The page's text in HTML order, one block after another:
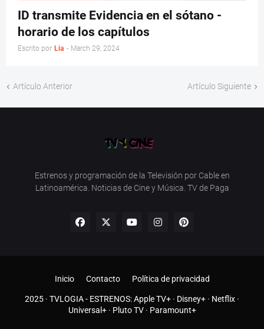
ID transmite Evidencia en el sótano -
horario de los capítulos
Escrito por Lia - March 29, 2024
Artículo Anterior Artículo Siguiente
Estrenos y programación de la Televisión por Cable en
Latinoamérica. Noticias de Cine y Música. TV de Paga
2025 · TVLOGIA- ESTRENOS:Apple TV+ · Disney+ · Netflix ·
Universal+· Pluto TV· Paramount+
Inicio Contacto Política de privacidad